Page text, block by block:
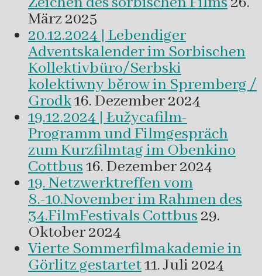
März 2025
20.12.2024 | Lebendiger
Adventskalender im Sorbischen
Kollektivbüro/Serbski
kolektiwny běrow in Spremberg /
Grodk16. Dezember 2024
19.12.2024 | Łužycafilm-
Programm und Filmgespräch
zum Kurzfilmtag im Obenkino
Cottbus16. Dezember 2024
19. Netzwerktreffen vom
8.-10.November im Rahmen des
34.FilmFestivals Cottbus29.
Oktober 2024
Vierte Sommerfilmakademie in
Görlitz gestartet11. Juli 2024